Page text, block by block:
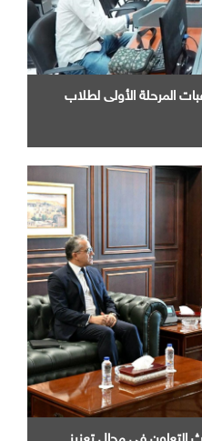
المرحلة الأولى لطلاب
التعاون في مجال تعزيز